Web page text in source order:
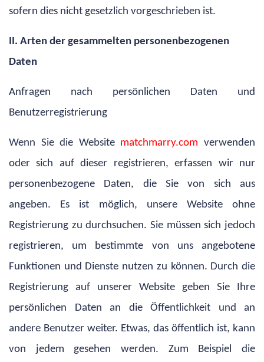
sofern dies nicht gesetzlich vorgeschrieben ist.
II. Arten der gesammelten personenbezogenen
Daten
Anfragen nach persönlichen Daten und
Benutzerregistrierung
Wenn Sie die Website matchmarry.comverwenden
oder sich auf dieser registrieren, erfassen wir nur
personenbezogene Daten, die Sie von sich aus
angeben. Es ist möglich, unsere Website ohne
Registrierung zu durchsuchen. Sie müssen sich jedoch
registrieren, um bestimmte von uns angebotene
Funktionen und Dienste nutzen zu können. Durch die
Registrierung auf unserer Website geben Sie Ihre
persönlichen Daten an die Öffentlichkeit und an
andere Benutzer weiter. Etwas, das öffentlich ist, kann
von jedem gesehen werden. Zum Beispiel die